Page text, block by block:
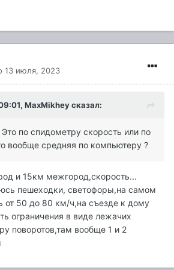
13 июля, 2023
MaxMikheyсказал:
по спидометру скорость или по
вообще средняя по компьютеру ?
и 15км межгород,скорость...
пешеходки, светофоры,на самом
от 50 до 80 км/ч,на съезде к дому
ограничения в виде лежачих
поворотов,там вообще 1 и 2